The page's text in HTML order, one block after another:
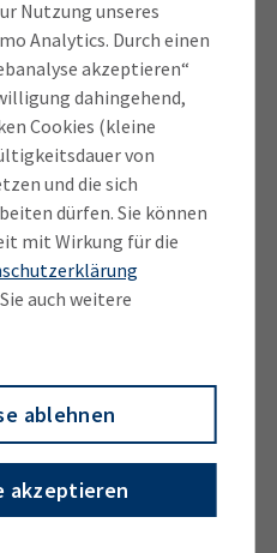
Nutzung unseres
Analytics. Durch einen
akzeptieren“
dahingehend,
Cookies (kleine
von
und die sich
dürfen. Sie können
mit Wirkung für die
auch weitere
ablehnen
akzeptieren
eine „wiederholte
um weiterhin IHK-
zu können. Die Nachricht
das vermeintlich
wird die
Sicherstellung
sollen kurzfristig
werden, um eine
der IHK-Registrierung“ zu
leider altbekannt, die